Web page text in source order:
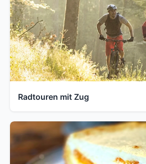
Radtouren mit Zug